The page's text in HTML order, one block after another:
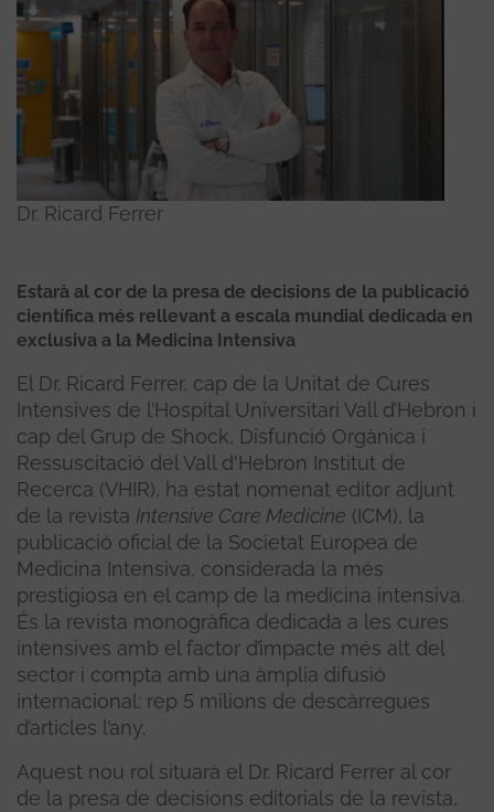
Dr. Ricard Ferrer
Estarà al cor de la presa de decisions de la publicació
científica més rellevant a escala mundial dedicada en
exclusiva a la Medicina Intensiva
El Dr. Ricard Ferrer, cap de la Unitat de Cures
Intensives de l’Hospital Universitari Vall d’Hebron i
cap del Grup de Shock, Disfunció Orgànica i
Ressuscitació del Vall d'Hebron Institut de
Recerca (VHIR), ha estat nomenat editor adjunt
de la revista Intensive Care Medicine (ICM), la
publicació oficial de la Societat Europea de
Medicina Intensiva, considerada la més
prestigiosa en el camp de la medicina intensiva.
És la revista monogràfica dedicada a les cures
intensives amb el factor d’impacte més alt del
sector i compta amb una àmplia difusió
internacional: rep 5 milions de descàrregues
d’articles l’any.
Aquest nou rol situarà el Dr. Ricard Ferrer al cor
de la presa de decisions editorials de la revista,